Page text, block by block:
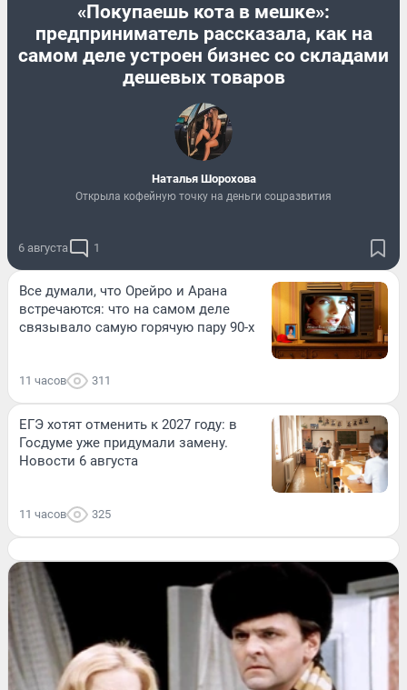
«Покупаешь кота в мешке»:
предприниматель рассказала, как на
самом деле устроен бизнес со складами
дешевых товаров
Наталья Шорохова
Открыла кофейную точку на деньги соцразвития
6 августа 1
Все думали, что Орейро и Арана
встречаются: что на самом деле
связывало самую горячую пару 90-х
11 часов 311
ЕГЭ хотят отменить к 2027 году: в
Госдуме уже придумали замену.
Новости 6 августа
11 часов 325